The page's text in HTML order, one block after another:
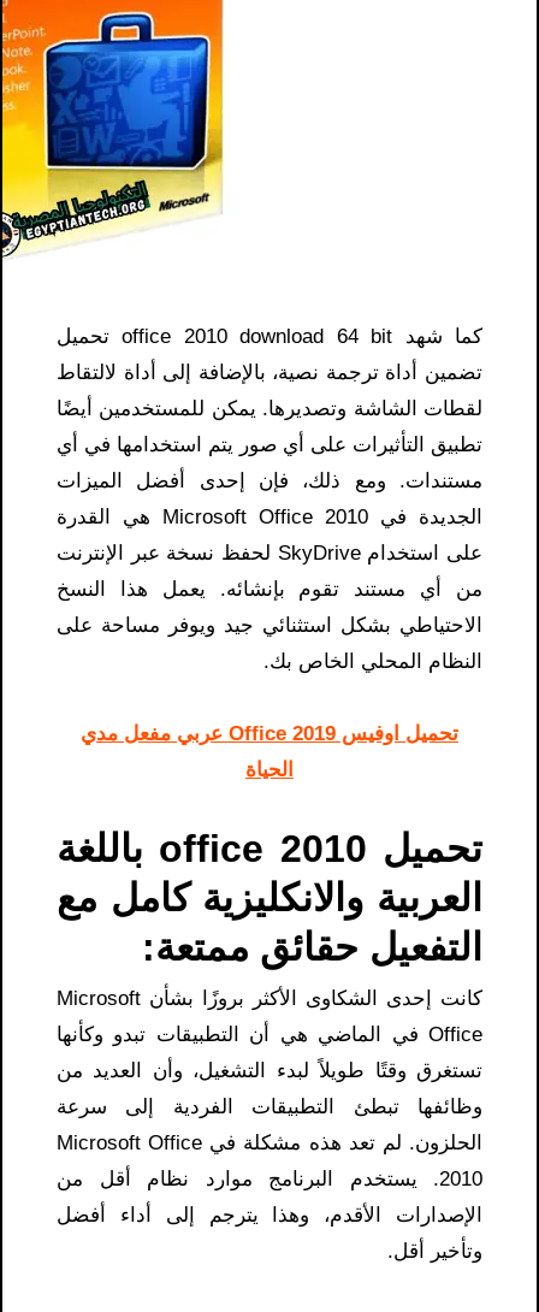
كما شهد office 2010 download 64 bit تحميل
تضمين أداة ترجمة نصية، بالإضافة إلى أداة لالتقاط
لقطات الشاشة وتصديرها. يمكن للمستخدمين أيضًا
تطبيق التأثيرات على أي صور يتم استخدامها في أي
مستندات. ومع ذلك، فإن إحدى أفضل الميزات
الجديدة في Microsoft Office 2010 هي القدرة
على استخدام SkyDrive لحفظ نسخة عبر الإنترنت
من أي مستند تقوم بإنشائه. يعمل هذا النسخ
الاحتياطي بشكل استثنائي جيد ويوفر مساحة على
النظام المحلي الخاص بك.
تحميل اوفيس 2019 Office عربي مفعل مدي
الحياة
تحميل office 2010 باللغة
العربية والانكليزية كامل مع
التفعيل حقائق ممتعة:
كانت إحدى الشكاوى الأكثر بروزًا بشأن Microsoft
Office في الماضي هي أن التطبيقات تبدو وكأنها
تستغرق وقتًا طويلاً لبدء التشغيل، وأن العديد من
وظائفها تبطئ التطبيقات الفردية إلى سرعة
الحلزون. لم تعد هذه مشكلة في Microsoft Office
2010. يستخدم البرنامج موارد نظام أقل من
الإصدارات الأقدم، وهذا يترجم إلى أداء أفضل
وتأخير أقل.